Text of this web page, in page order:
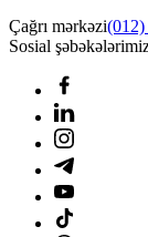
Çağrı mərkəzi(012)
Sosial